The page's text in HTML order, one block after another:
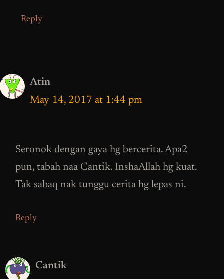
Reply
Atin
May 14, 2017 at 1:44 pm
Seronok dengan gaya hg bercerita. Apa2
pun, tabah naa Cantik. InshaAllah hg kuat.
Tak sabaq nak tunggu cerita hg lepas ni.
Reply
Cantik